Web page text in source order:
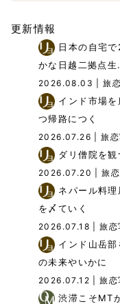
更新情報
日本の自宅
かな日越二拠点
2026.08.03 | 旅
インド市場
つ帰路につく
2026.07.26 | 旅
ダリ僧院を
2026.07.20 | 旅
ネパール料
を〆ていく
2026.07.18 | 旅恋
インド山岳
の未来やいかに
2026.07.12 | 旅恋
渋滞こそMT